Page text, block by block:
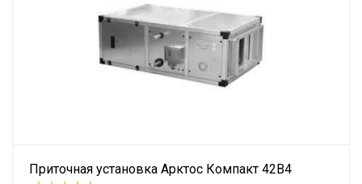
Приточная установка Арктос Компакт 42В4